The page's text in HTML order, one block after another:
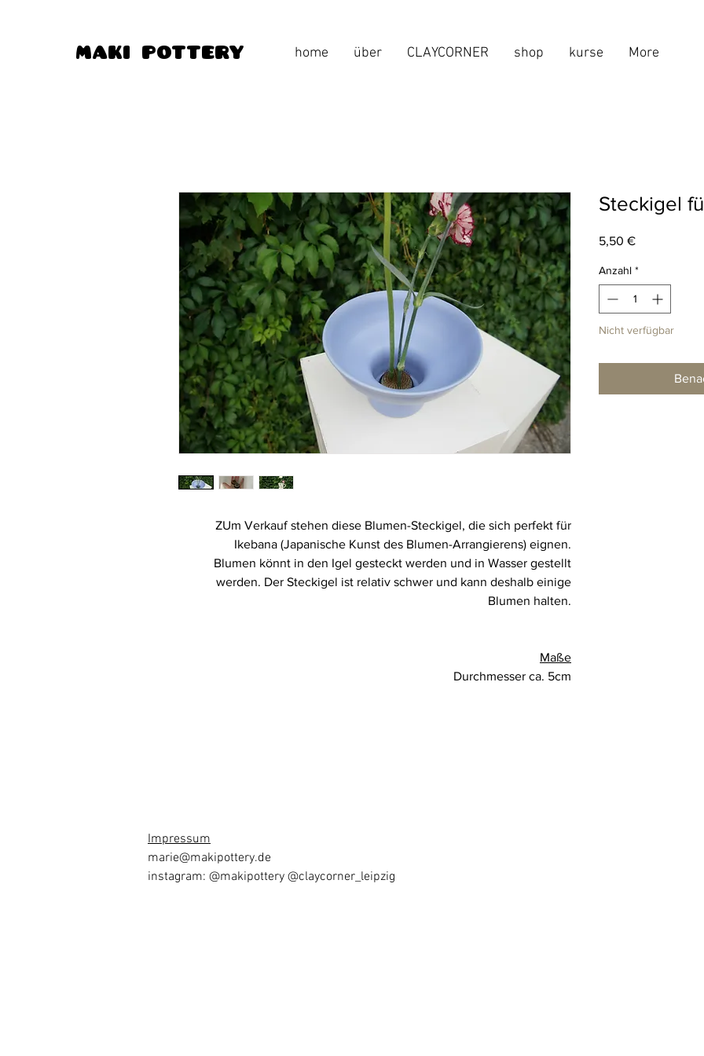
maki pottery home über CLAYCORNER shop kurse More
ZUm Verkauf stehen diese Blumen-Steckigel, die sich perfekt für
Ikebana (Japanische Kunst des Blumen-Arrangierens) eignen.
Blumen könnt in den Igel gesteckt werden und in Wasser gestellt
werden. Der Steckigel ist relativ schwer und kann deshalb einige
Blumen halten.
Maße
Durchmesser ca. 5cm
Steckigel
5,50 €Preis
Anzahl *
Nicht verfügbar
Impressum
marie@makipottery.de
instagram: @makipottery @claycorner_leipzig